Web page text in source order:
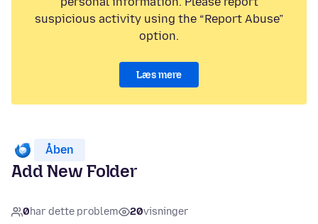
suspicious activity using the “Report Abuse”
option.
Læs mere
Åben
Add New Folder
0har dette problem 20visninger